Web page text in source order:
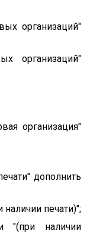
организаций"
организаций"
организация"
дополнить
печати)";
"(при наличии